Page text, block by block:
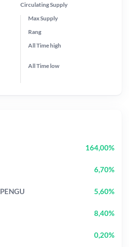
Circulating Supply
Max Supply
Rang
All Timehigh
All Time low
164,00%
6,70%
PENGU 5,60%
8,40%
0,20%